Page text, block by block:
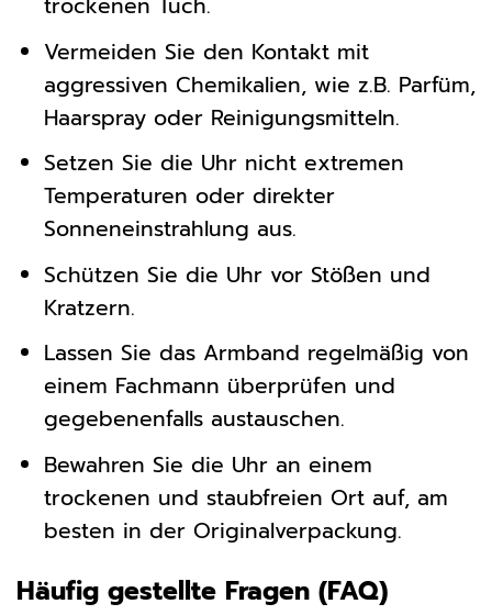
Vermeiden Sie den Kontakt mit
aggressiven Chemikalien, wie z.B. Parfüm,
Haarspray oder Reinigungsmitteln.
Setzen Sie die Uhr nicht extremen
Temperaturen oder direkter
Sonneneinstrahlung aus.
Schützen Sie die Uhr vor Stößen und
Kratzern.
Lassen Sie das Armband regelmäßig von
einem Fachmann überprüfen und
gegebenenfalls austauschen.
Bewahren Sie die Uhr an einem
trockenen und staubfreien Ort auf, am
besten in der Originalverpackung.
Häufig gestellte Fragen (FAQ)